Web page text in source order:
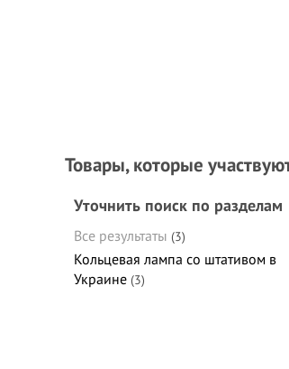
Товары, которые
Уточнить поиск по разделам
Все результаты (3)
Кольцевая лампа со штативом в
Украине (3)